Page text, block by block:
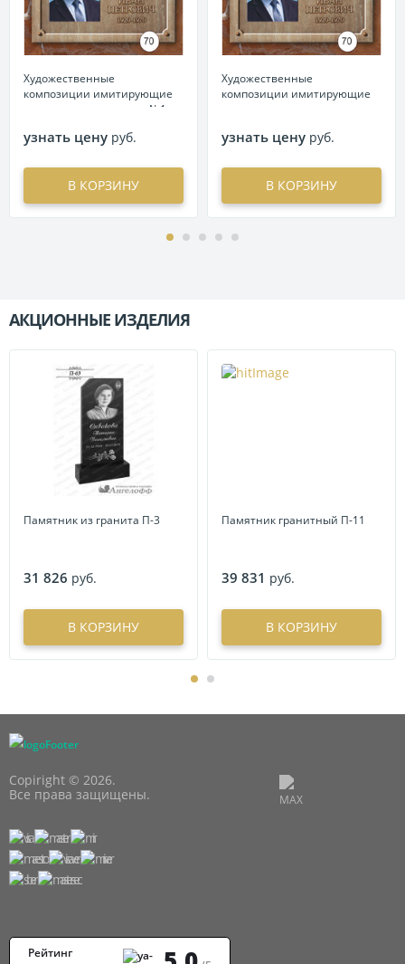
Художественные
композиции имитирующие
текстуру камня металл №1
узнать цену руб.
В КОРЗИНУ
Художественные
композиции имитирующие
узнать цену руб.
В КОРЗИНУ
АКЦИОННЫЕ ИЗДЕЛИЯ
Памятник из гранита П-3
31 826 руб.
В КОРЗИНУ
Памятник гранитный П-11
39 831 руб.
В КОРЗИНУ
Copiright © 2026.
Все права защищены.
Рейтинг